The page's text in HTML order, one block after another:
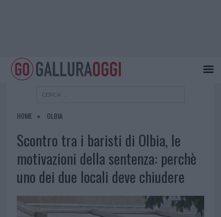
HOME OLBIA
Scontro tra i baristi di Olbia, le
motivazioni della sentenza: perchè
uno dei due locali deve chiudere